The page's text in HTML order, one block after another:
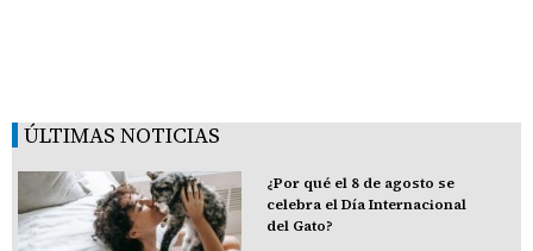
ÚLTIMAS NOTICIAS
¿Por qué el 8 de agosto se
celebra el Día Internacional
del Gato?